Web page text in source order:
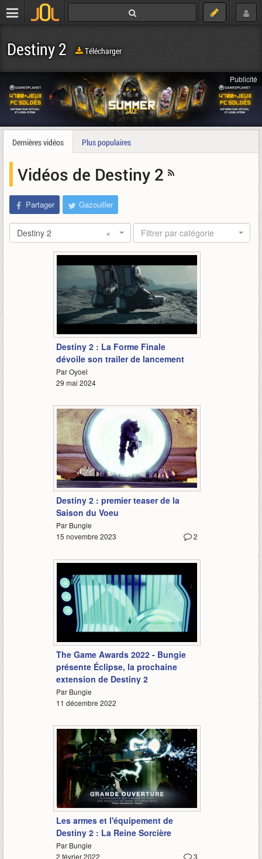
Destiny 2 Télécharger
Publicité
Dernières vidéos Plus populaires
Vidéos de Destiny 2
Partager Gazouiller
×
Destiny 2 Filtrer par catégorie
Destiny 2 : La Forme Finale
dévoile son trailer de lancement
Par Oyoel
29 mai 2024
0:10
Destiny 2 : premier teaser de la
Saison du Voeu
Par Bungie
2
15 novembre 2023
The Game Awards 2022 - Bungie
présente Éclipse, la prochaine
extension de Destiny 2
Par Bungie
11 décembre 2022
Les armes et l'équipement de
Destiny 2 : La Reine Sorcière
Par Bungie
3
2 février 2022